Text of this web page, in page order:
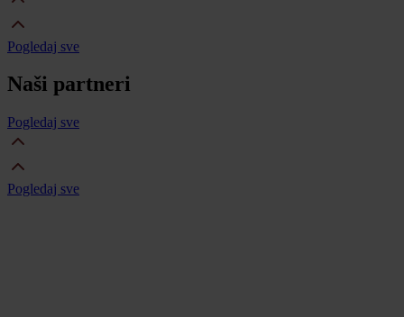
Pogledaj sve
Naši partneri
Pogledaj sve
Pogledaj sve